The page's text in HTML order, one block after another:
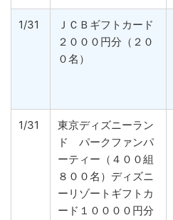
1/31
ＪＣＢギフトカード
２０００円分（２０
０名）
1/31
東京ディズニーラン
ド パークファンパ
ーティー（４００組
８００名）ディズニ
ーリゾートギフトカ
ード１００００円分